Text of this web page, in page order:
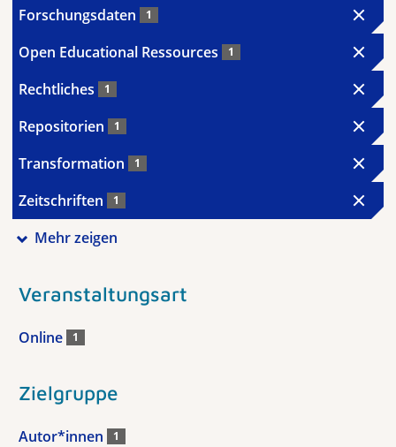
Forschungsdaten 1
Open Educational Ressources 1
Rechtliches 1
Repositorien 1
Transformation 1
Zeitschriften 1
Mehr zeigen
Veranstaltungsart
Online 1
Zielgruppe
Autor*innen 1